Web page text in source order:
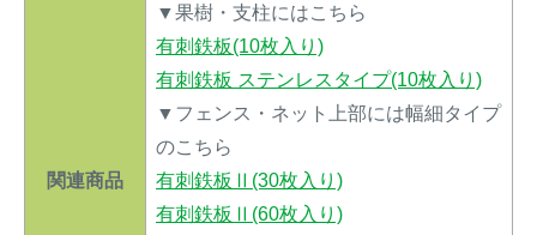
関連商品
▼果樹・支柱にはこちら
有刺鉄板(10枚入り)
有刺鉄板 ステンレスタイプ(10枚入り)
▼フェンス・ネット上部には幅細タイプ
のこちら
有刺鉄板Ⅱ(30枚入り)
有刺鉄板Ⅱ(60枚入り)